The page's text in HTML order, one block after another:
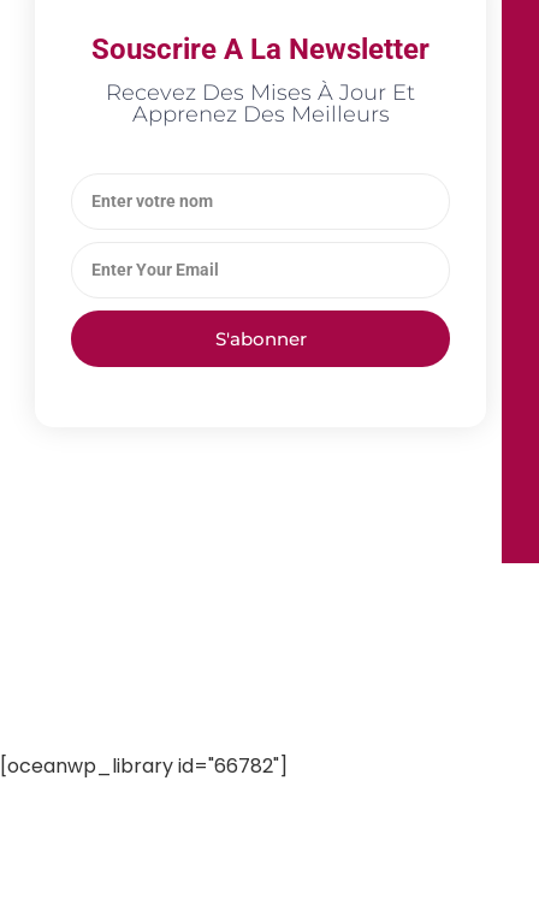
Souscrire A La Newsletter
Recevez Des Mises À Jour Et
Apprenez Des Meilleurs
S'abonner
[oceanwp_library id="66782"]